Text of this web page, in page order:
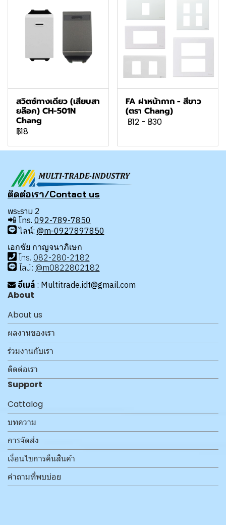
สวิตซ์ทางเดียว (เสียบสา
ยล๊อค) CH-501N
Chang
฿18
FA ฝาหน้ากาก - สีขาว
(ตรา Chang)
฿12 - ฿30
ติดต่อเรา/Contact us
พระราม 2
📲 โทร. 092-789-7850
ไลน์: @m-0927897850
เอกชัย กาญจนาภิเษก
โทร. 082-280-2182
ไลน์: @m0822802182
อีเมล์ : Multitrade.idt@gmail.com
About
About us
ผลงานของเรา
ร่วมงานกับเรา
ติดต่อเรา
Support
Cattalog
บทความ
การจัดส่ง
เงื่อนไขการคืนสินค้า
คำถามที่พบบ่อย